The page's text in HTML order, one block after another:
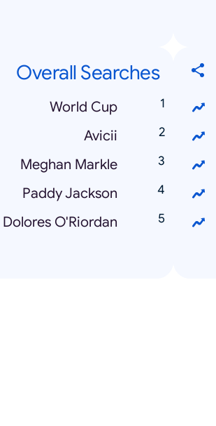
Overall Searches
World Cup
Avicii
Meghan Markle
Paddy Jackson
Dolores O'Riordan